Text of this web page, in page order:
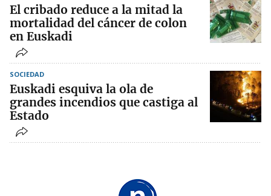
El cribado reduce a la mitad la
mortalidad del cáncer de colon
en Euskadi
SOCIEDAD
Euskadi esquiva la ola de
grandes incendios que castiga al
Estado